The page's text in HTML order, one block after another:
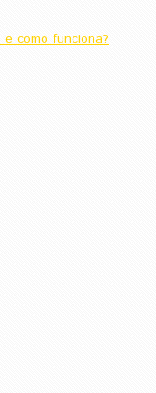
como funciona?